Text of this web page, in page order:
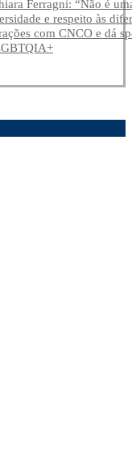
Ferragni: “Não é
e respeito às
com CNCO e dá